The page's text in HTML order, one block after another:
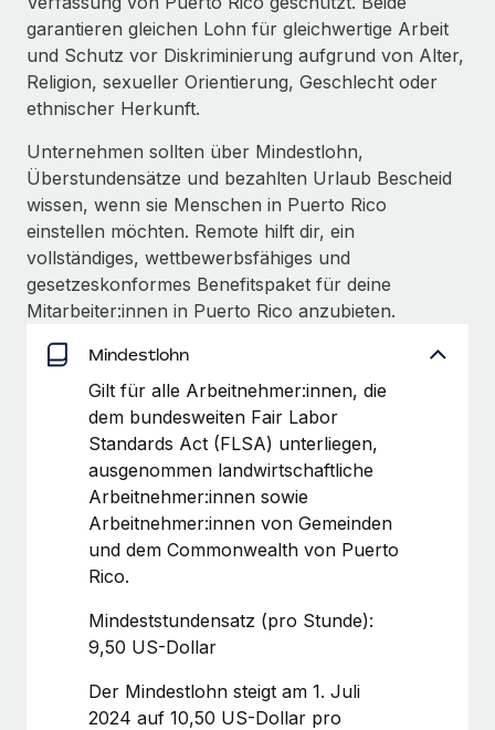
Frag unsere Expert:innen
Hilfe von Expert:innen für globale HR & Compliance
Background-Checks
Einfacheres Bewerber:innen-Screening
Compliance Watchtower
Lückenlose Compliance
Geräteverwaltung
Globale Bereitstellung und Verfolgung von IT-
Geräten
Gründung von Niederlassungen
Schnelle, rechtssichere Gründung von
Niederlassungen
Mobilität und Relocation
Mühelose Relocation von Mitarbeiter:innen
Benefits
Mühelose Verwaltung von Benefits
Beratung zu Integrationen und KI-Automatisierung
FALLSTUDIEN
So hat der KI-Vorreiter Weaviate sein Team mit
Weaviate auf einen Blick Weaviate entwickelt KI-basierte
Open-Source-Infrastrukturen. Das...
Mehr erfahren
Strategische Partnerschaft zwischen
Reverse Tech und Remote für Contractor
Management und Payroll
Wellness-Startup Reverse Tech hat das globale...
Mehr erfahren
Insights Center
Hol dir Unterstützung
Globale Payroll
EOR und PEO
Contractor Management
Steuern
Den Blog erkunden
Gusto und Zero und Contractor Management
Auch im neuen Jahr wollen wir bei Remote Unternehmen
aller Größen dabei unterstützen, die beste...
Mehr erfahren
garantieren gleichen Lohn für gleichwertige Arbeit
und Schutz vor Diskriminierung aufgrund von Alter,
Religion, sexueller Orientierung, Geschlecht oder
ethnischer Herkunft.
Unternehmen sollten über Mindestlohn,
Überstundensätze und bezahlten Urlaub Bescheid
wissen, wenn sie Menschen in Puerto Rico
einstellen möchten. Remote hilft dir, ein
vollständiges, wettbewerbsfähiges und
gesetzeskonformes Benefitspaket für deine
Mitarbeiter:innen in Puerto Rico anzubieten.
Mindestlohn
Gilt für alle Arbeitnehmer:innen, die
dem bundesweiten Fair Labor
Standards Act (FLSA) unterliegen,
ausgenommen landwirtschaftliche
Arbeitnehmer:innen sowie
Arbeitnehmer:innen von Gemeinden
und dem Commonwealth von Puerto
Rico.
Mindeststundensatz (pro Stunde):
9,50 US-Dollar
Der Mindestlohn steigt am 1. Juli
2024 auf 10,50 US-Dollar pro